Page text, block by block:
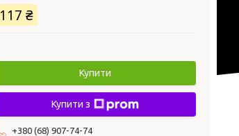
117 ₴
Купити
Купити з
+380 (68) 907-74-74